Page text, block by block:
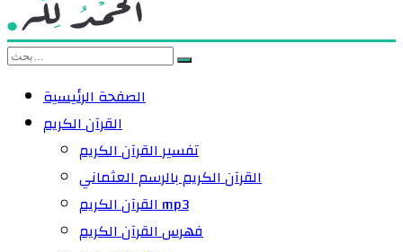
الصفحة الرئيسية
القرآن الكريم
تفسير القرآن الكريم
القرآن الكريم بالرسم العثماني
القرآن الكريم mp3
فهرس القرآن الكريم